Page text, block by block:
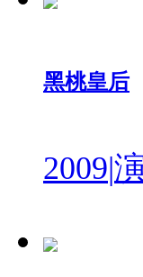
黑桃皇后
2009|